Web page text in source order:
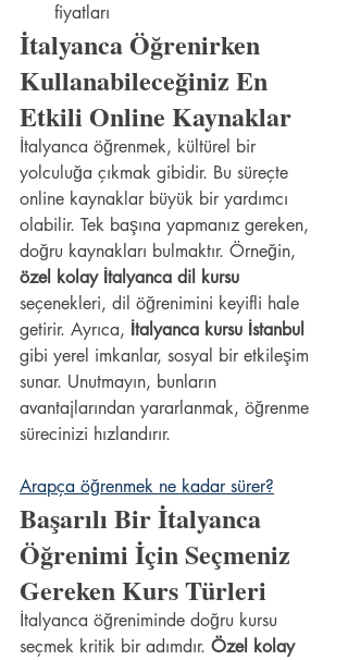
fiyatları
İtalyanca Öğrenirken
Kullanabileceğiniz En
Etkili Online Kaynaklar
İtalyanca öğrenmek, kültürel bir
yolculuğa çıkmak gibidir. Bu süreçte
online kaynaklar büyük bir yardımcı
olabilir. Tek başına yapmanız gereken,
doğru kaynakları bulmaktır. Örneğin,
özel kolay İtalyanca dil kursu
seçenekleri, dil öğrenimini keyifli hale
getirir. Ayrıca, İtalyanca kursu İstanbul
gibi yerel imkanlar, sosyal bir etkileşim
sunar. Unutmayın, bunların
avantajlarından yararlanmak, öğrenme
sürecinizi hızlandırır.
Arapça öğrenmek ne kadar sürer?
Başarılı Bir İtalyanca
Öğrenimi İçin Seçmeniz
Gereken Kurs Türleri
İtalyanca öğreniminde doğru kursu
seçmek kritik bir adımdır. Özel kolay